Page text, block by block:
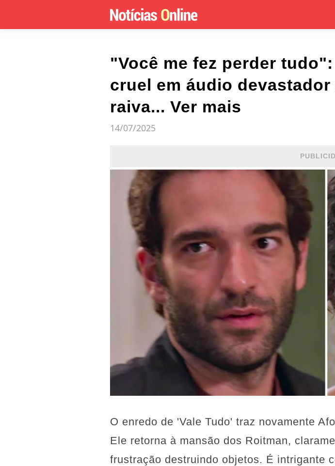
"Você me fez perder
cruel em áudio
raiva... Ver mais
14/07/2025
O enredo de 'Vale Tudo' traz novamente
Ele retorna à mansão dos Roitman,
frustração destruindo objetos. É intrigante